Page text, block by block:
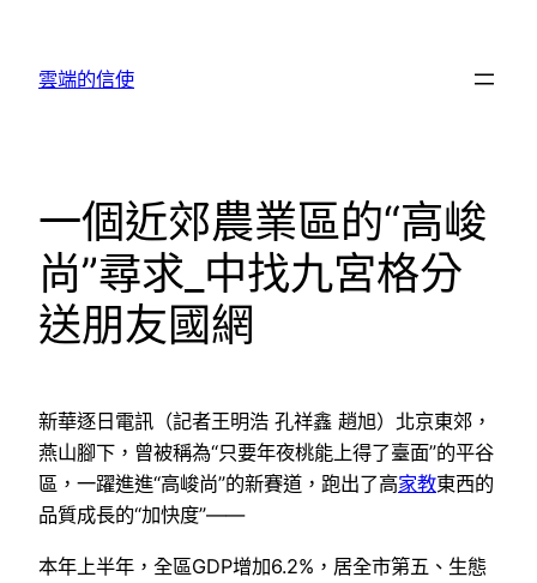
雲端的信使
一個近郊農業區的“高峻
尚”尋求_中找九宮格分
送朋友國網
新華逐日電訊（記者王明浩 孔祥鑫 趙旭）北京東郊，
燕山腳下，曾被稱為“只要年夜桃能上得了臺面”的平谷
區，一躍進進“高峻尚”的新賽道，跑出了高家教東西的
品質成長的“加快度”——
本年上半年，全區GDP增加6.2%，居全市第五、生態